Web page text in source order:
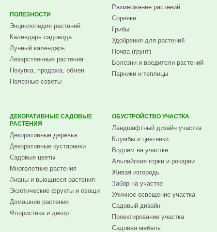
ПОЛЕЗНОСТИ
Энциклопедия растений
Календарь садовода
Лунный календарь
Лекарственные растения
Покупка, продажа, обмен
Полезные советы
Размножение растений
Сорняки
Грибы
Удобрения для растений
Почва (грунт)
Болезни и вредители растений
Парники и теплицы
ДЕКОРАТИВНЫЕ САДОВЫЕ
РАСТЕНИЯ
Декоративные деревья
Декоративные кустарники
Садовые цветы
Многолетние растения
Лианы и вьющиеся растения
Экзотические фрукты и овощи
Домашние растения
Флористика и декор
ОБУСТРОЙСТВО УЧАСТКА
Ландшафтный дизайн участка
Клумбы и цветники
Водоем на участке
Альпийские горки и рокарии
Живая изгородь
Забор на участке
Уличное освещение участка
Садовый дизайн
Проектирование участка
Садовая мебель